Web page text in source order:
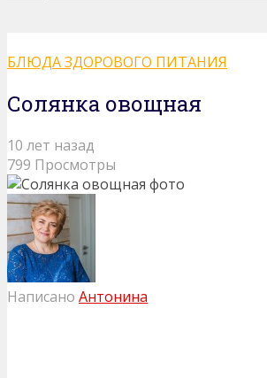
БЛЮДА ЗДОРОВОГО ПИТАНИЯ
Солянка овощная
10 лет назад
799 Просмотры
Написано Антонина